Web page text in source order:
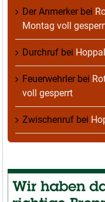
Der Anmerkerbei
Montag voll
Durchruf bei
Feuerwehrlerbei
voll gesperrt
Zwischenruf bei